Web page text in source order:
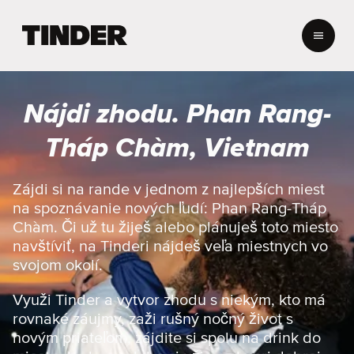
s
á
b
a
z
o
v
k
a
T
i
n
Nájdi zhodu. Phan Rang-
Tháp Chàm, Vietnam
Zájdi si na rande v jednom z najlepších miest
na spoznávanie nových ľudí: Phan Rang-Tháp
Chàm. Či už tu žiješ alebo plánuješ toto miesto
navštíviť, na Tinderi nájdeš veľa miestnych vo
svojom okolí.
Využi Tinder a vytvor zhodu s niekým, kto má
rovnaké záujmy, zaži rušný nočný život s
novým priateľom, zájdite si spolu na drink do